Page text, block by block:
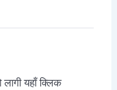
यहाँ क्लिक